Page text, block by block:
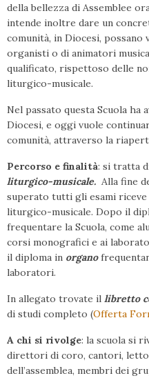
della bellezza di Assemblee
intende inoltre dare un
comunità, in Diocesi, possano
organisti o di animatori
qualificato, rispettoso delle
liturgico-musicale.
Nel passato questa Scuola ha
Diocesi, e oggi vuole
comunità, attraverso la
Percorso e finalità: si tratta
liturgico-musicale. Alla fine
superato tutti gli esami riceve
liturgico-musicale. Dopo il
frequentare la Scuola, come
corsi monografici e ai
il diploma in organo
laboratori.
In allegato trovate il libretto
di studi completo (Offerta
A chi si rivolge: la scuola si
direttori di coro, cantori,
dell’assemblea, membri dei